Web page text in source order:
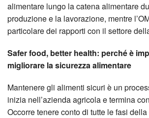
alimentare lungo la catena alimentare
produzione e la lavorazione, mentre
particolare dei rapporti con il settore
Safer food, better health: perché è
migliorare la sicurezza alimentare
Mantenere gli alimenti sicuri è un
inizia nell’azienda agricola e termina
Occorre tenere conto di tutte le fasi